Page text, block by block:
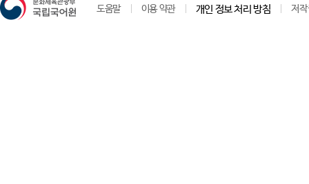
도움말 이용 약관 개인 정보 처리 방침 저